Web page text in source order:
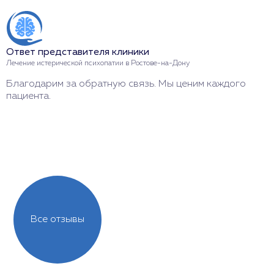
Ответ представителя клиники
Лечение истерической психопатии в Ростове-на-Дону
Благодарим за обратную связь. Мы ценим каждого
пациента.
Все отзывы